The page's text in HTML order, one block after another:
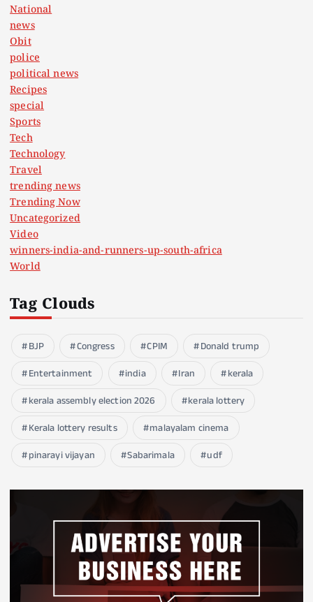
National
news
Obit
police
political news
Recipes
special
Sports
Tech
Technology
Travel
trending news
Trending Now
Uncategorized
Video
winners-india-and-runners-up-south-africa
World
Tag Clouds
BJP Congress CPIM
Donald trump
Entertainment
india Iran
kerala
kerala assembly election 2026
kerala lottery
Kerala lottery results
malayalam cinema
pinarayi vijayan
Sabarimala udf